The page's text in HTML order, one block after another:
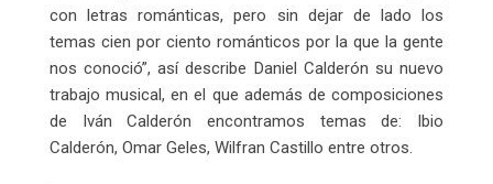
con letras románticas, pero sin dejar de lado los
temas cien por ciento románticos por la que la gente
nos conoció”, así describe Daniel Calderón su nuevo
trabajo musical, en el que además de composiciones
de Iván Calderón encontramos temas de: Ibio
Calderón, Omar Geles, Wilfran Castillo entre otros.